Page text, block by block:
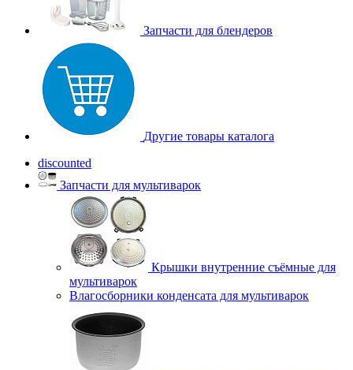
Запчасти для блендеров
Другие товары каталога
discounted
Запчасти для мультиварок
Крышки внутренние съёмные для
мультиварок
Влагосборники конденсата для мультиварок